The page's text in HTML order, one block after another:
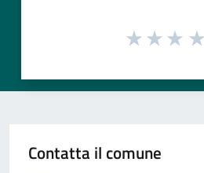
Contatta il comune